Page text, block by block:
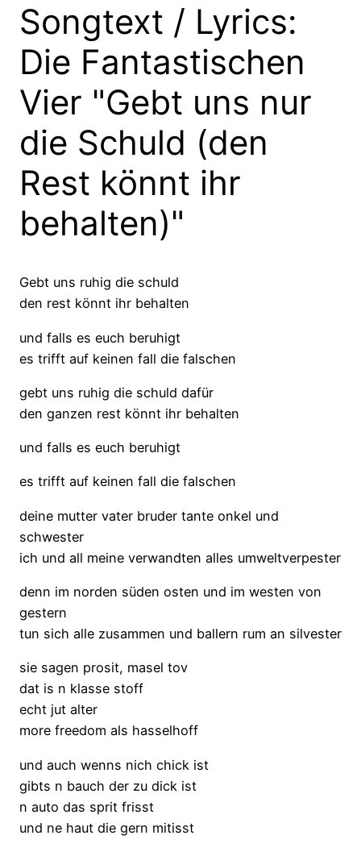
Songtext / Lyrics:
Die Fantastischen
Vier "Gebt uns nur
die Schuld (den
Rest könnt ihr
behalten)"
Gebt uns ruhig die schuld
den rest könnt ihr behalten
und falls es euch beruhigt
es trifft auf keinen fall die falschen
gebt uns ruhig die schuld dafür
den ganzen rest könnt ihr behalten
und falls es euch beruhigt
es trifft auf keinen fall die falschen
deine mutter vater bruder tante onkel und
schwester
ich und all meine verwandten alles umweltverpester
denn im norden süden osten und im westen von
gestern
tun sich alle zusammen und ballern rum an silvester
sie sagen prosit, masel tov
dat is n klasse stoff
echt jut alter
more freedom als hasselhoff
und auch wenns nich chick ist
gibts n bauch der zu dick ist
n auto das sprit frisst
und ne haut die gern mitisst